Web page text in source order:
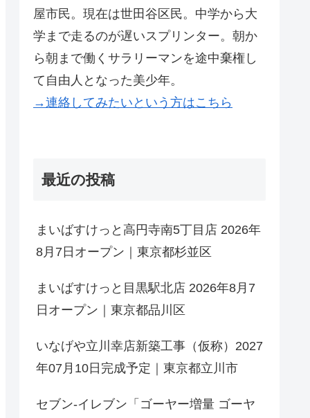
屋市民。現在は世田谷区民。中学から大
学まで走るのが遅いスプリンター。朝か
ら朝まで働くサラリーマンを途中棄権し
て自由人となった美少年。
→連絡してみたいという方はこちら
最近の投稿
まいばすけっと高円寺南5丁目店 2026年
8月7日オープン｜東京都杉並区
まいばすけっと目黒駅北店 2026年8月7
日オープン｜東京都品川区
いなげや立川幸店新築工事（仮称）2027
年07月10日完成予定｜東京都立川市
セブン-イレブン「ゴーヤー増量 ゴーヤ